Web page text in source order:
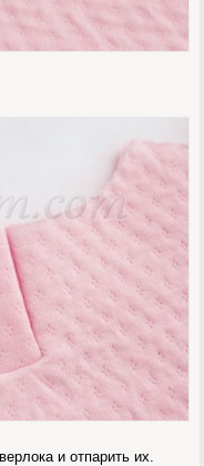
и отпарить их.